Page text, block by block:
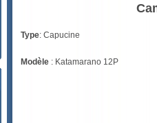
Type: Capucine
Modèle: Katamarano 12P